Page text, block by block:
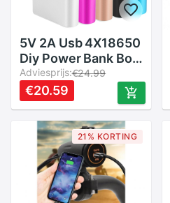
5V 2A Usb 4X18650
Diy Power Bank Box
Case Kit Batterij
Oplader Voor
Smartphone
Adviesprijs:€24.99
€20.59
21% KORTING